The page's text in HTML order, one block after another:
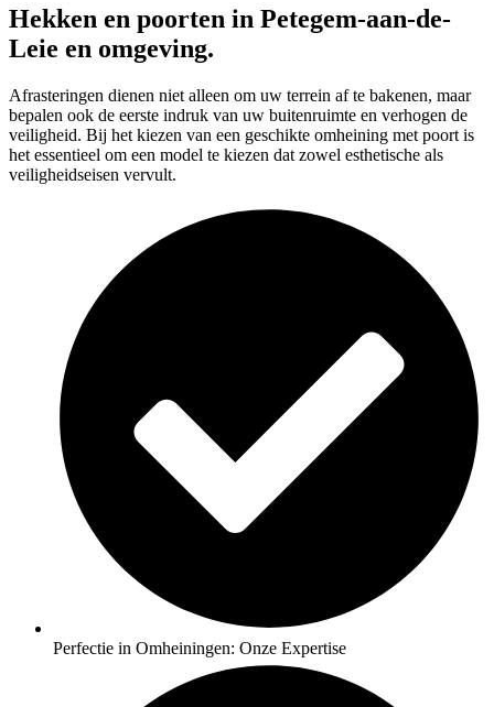
Hekken en poorten in Petegem-aan-de-
Leie en omgeving.
Afrasteringen dienen niet alleen om uw terrein af te bakenen, maar
bepalen ook de eerste indruk van uw buitenruimte en verhogen de
veiligheid. Bij het kiezen van een geschikte omheining met poort is
het essentieel om een model te kiezen dat zowel esthetische als
veiligheidseisen vervult.
Perfectie in Omheiningen: Onze Expertise